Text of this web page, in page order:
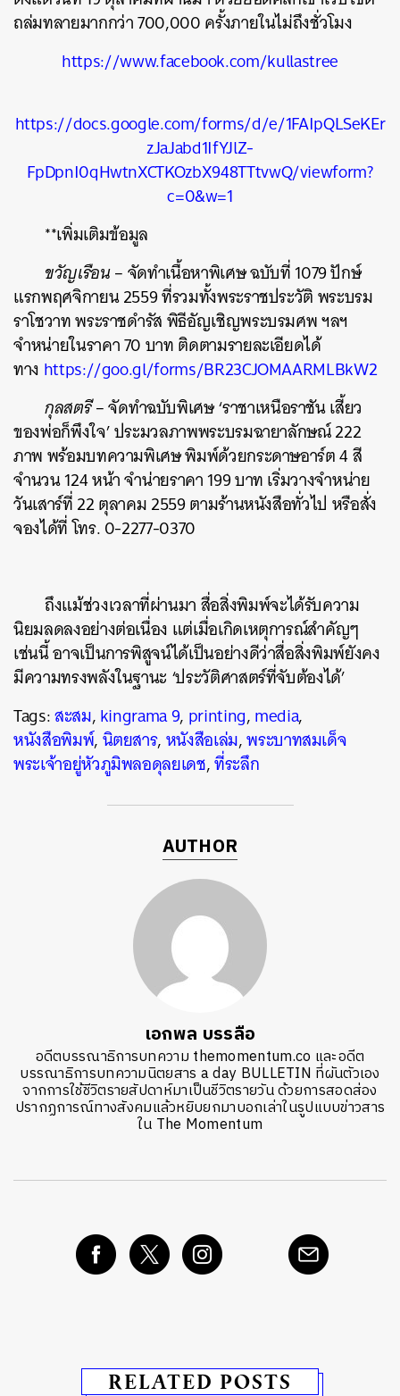
ถล่มทลายมากกว่า 700,000 ครั้งภายในไม่ถึงชั่วโมง
https://www.facebook.com/kullastree
https://docs.google.com/forms/d/e/1FAIpQLSeKEr
zJaJabd1IfYJlZ-
FpDpnI0qHwtnXCTKOzbX948TTtvwQ/viewform?
c=0&w=1
**เพิ่มเติมข้อมูล
ขวัญเรือน– จัดทำเนื้อหาพิเศษ ฉบับที่ 1079 ปักษ์
แรกพฤศจิกายน 2559 ที่รวมทั้งพระราชประวัติ พระบรม
ราโชวาท พระราชดำรัส พิธีอัญเชิญพระบรมศพ ฯลฯ
จำหน่ายในราคา 70 บาท ติดตามรายละเอียดได้
ทาง https://goo.gl/forms/BR23CJOMAARMLBkW2
กุลสตรี– จัดทำฉบับพิเศษ ‘ราชาเหนือราชัน เสี้ยว
ของพ่อก็พึงใจ’ ประมวลภาพพระบรมฉายาลักษณ์ 222
ภาพ พร้อมบทความพิเศษ พิมพ์ด้วยกระดาษอาร์ต 4 สี
จำนวน 124 หน้า จำน่ายราคา 199 บาท เริ่มวางจำหน่าย
วันเสาร์ที่ 22 ตุลาคม 2559 ตามร้านหนังสือทั่วไป หรือสั่ง
จองได้ที่ โทร. 0-2277-0370
ถึงแม้ช่วงเวลาที่ผ่านมา สื่อสิ่งพิมพ์จะได้รับความ
นิยมลดลงอย่างต่อเนื่อง แต่เมื่อเกิดเหตุการณ์สำคัญๆ
เช่นนี้ อาจเป็นการพิสูจน์ได้เป็นอย่างดีว่าสื่อสิ่งพิมพ์ยังคง
มีความทรงพลังในฐานะ ‘ประวัติศาสตร์ที่จับต้องได้’
Tags:สะสม,kingrama 9, printing,media,
หนังสือพิมพ์,นิตยสาร,หนังสือเล่ม,พระบาทสมเด็จ
พระเจ้าอยู่หัวภูมิพลอดุลยเดช,ที่ระลึก
AUTHOR
เอกพล บรรลือ
อดีตบรรณาธิการบทความ themomentum.co และอดีต
บรรณาธิการบทความนิตยสาร a day BULLETIN ที่ผันตัวเอง
จากการใช้ชีวิตรายสัปดาห์มาเป็นชีวิตรายวัน ด้วยการสอดส่อง
ปรากฏการณ์ทางสังคมแล้วหยิบยกมาบอกเล่าในรูปแบบข่าวสาร
ใน The Momentum
RELATED POSTS